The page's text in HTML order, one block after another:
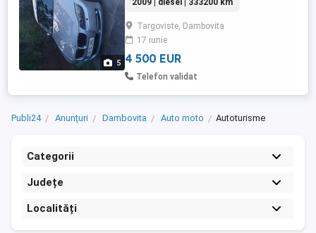
5
Mașina are interior de piele. Climatic. Navi
mare de fabrica. Mai multe detalii la
telefon. Pot trimite și video cu mașina.
2009 | diesel | 333200 km
Targoviste, Dambovita
17 iunie
4 500 EUR
Telefon validat
Publi24 Anunțuri Dambovita Auto moto Autoturisme
Categorii
Județe
Localități